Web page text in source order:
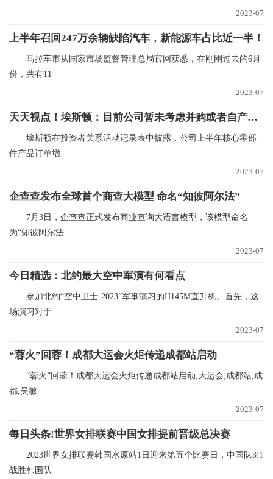
2023-07
上半年召回247万余辆缺陷汽车，新能源车占比近一半！
马拉车市从国家市场监督管理总局官网获悉，在刚刚过去的6月
份，共有11
2023-07
天天视点！埃斯顿：目前公司暂未考虑并购或者自产减速机
埃斯顿在投资者关系活动记录表中披露，公司上半年核心零部
件产品订单增
2023-07
企查查发布全球首个商查大模型 命名“知彼阿尔法”
7月3日，企查查正式发布商业查询大语言模型，该模型命名
为“知彼阿尔法
2023-07
今日精选：北约最大空中军演有何看点
参加北约“空中卫士-2023”军事演习的H145M直升机。首先，这
场演习对于
2023-07
“蓉火”回蓉！成都大运会火炬传递成都站启动
“蓉火”回蓉！成都大运会火炬传递成都站启动,大运会,成都站,成
都,吴敏
2023-07
每日头条!世界女排联赛中国女排提前晋级总决赛
2023世界女排联赛韩国水原站1日迎来第五个比赛日，中国队3:1
战胜韩国队